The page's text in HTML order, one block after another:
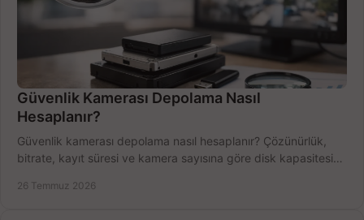
Güvenlik Kamerası Depolama Nasıl
Hesaplanır?
Güvenlik kamerası depolama nasıl hesaplanır? Çözünürlük,
bitrate, kayıt süresi ve kamera sayısına göre disk kapasitesini
26 Temmuz 2026